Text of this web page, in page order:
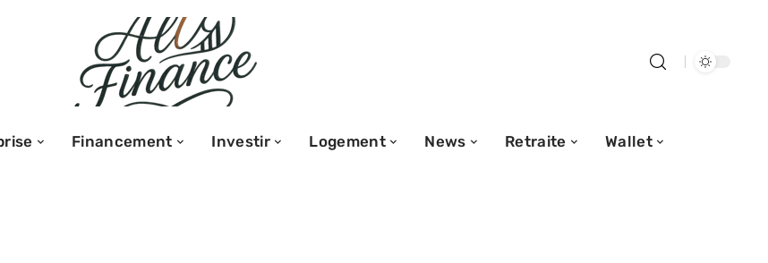
Financement Investir Logement News Retraite Wallet